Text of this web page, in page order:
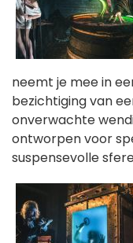
neemt je mee in
bezichtiging van
onverwachte
ontworpen voor
suspensevolle